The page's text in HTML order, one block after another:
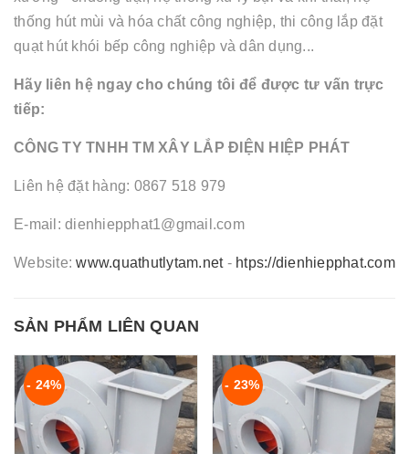
thống hút mùi và hóa chất công nghiệp, thi công lắp đặt
quạt hút khói bếp công nghiệp và dân dụng...
Hãy liên hệ ngay cho chúng tôi để được tư vấn trực
tiếp:
CÔNG TY TNHH TM XÂY LẮP ĐIỆN HIỆP PHÁT
Liên hệ đặt hàng: 0867 518 979
E-mail: dienhiepphat1@gmail.com
Website:www.quathutlytam.net- htps://dienhiepphat.com-
SẢN PHẨM LIÊN QUAN
- 24% - 23%